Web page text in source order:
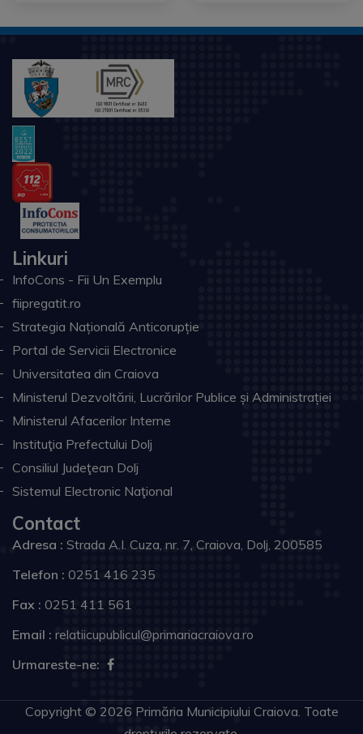
Linkuri
InfoCons - Fii Un Exemplu
fiipregatit.ro
Strategia Națională Anticorupție
Portal de Servicii Electronice
Universitatea din Craiova
Ministerul Dezvoltării, Lucrărilor Publice și Administrației
Ministerul Afacerilor Interne
Instituţia Prefectului Dolj
Consiliul Judeţean Dolj
Sistemul Electronic Naţional
Contact
Adresa : Strada A.I. Cuza, nr. 7, Craiova, Dolj, 200585
Telefon : 0251 416 235
Fax : 0251 411 561
Email : relatiicupublicul@primariacraiova.ro
Urmareste-ne:
Copyright © 2026 Primăria Municipiului Craiova. Toate